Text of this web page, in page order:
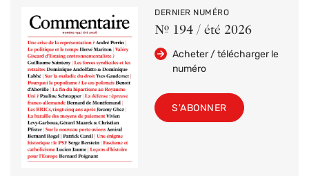
DERNIER NUMÉRO
Nº 194 / été 2026
Acheter / télécharger le
numéro
S'ABONNER